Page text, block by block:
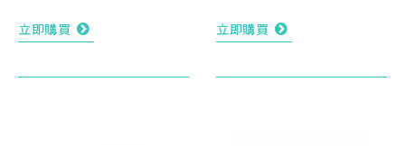
立即購買 立即購買